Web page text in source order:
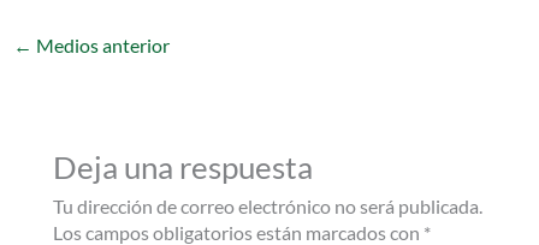
← Medios anterior
Deja una respuesta
Tu dirección de correo electrónico no será publicada.
Los campos obligatorios están marcados con *